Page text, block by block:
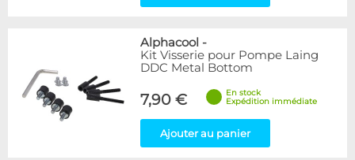
Alphacool -
Kit Visserie pour Pompe Laing
DDC Metal Bottom
7,90 €
En stock
Expédition immédiate
Ajouter au panier